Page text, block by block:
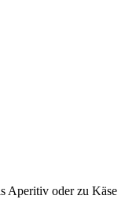
Aperitiv oder zu Käse